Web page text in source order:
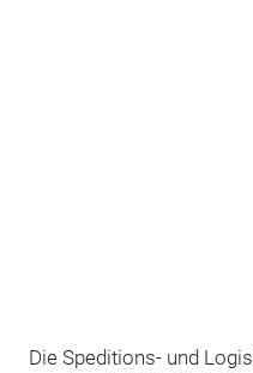
Die Speditions- und